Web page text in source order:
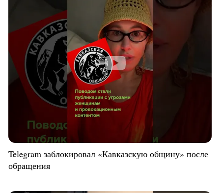
Telegram заблокировал «Кавказскую общину» после
обращения